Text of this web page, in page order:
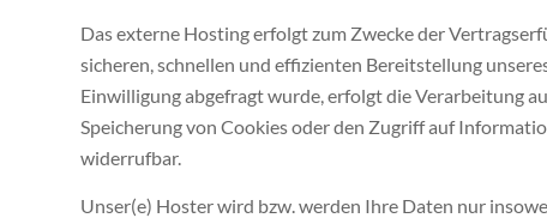
Das externe Hosting erfolgt zum Zwecke der
sicheren, schnellen und effizienten Bereitstellung
Einwilligung abgefragt wurde, erfolgt die Verarbeitung
Speicherung von Cookies oder den Zugriff auf
widerrufbar.
Unser(e) Hoster wird bzw. werden Ihre Daten nur